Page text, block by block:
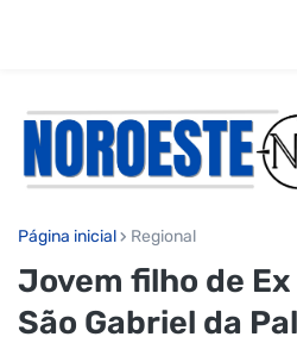
Página inicial Regional
Jovem filho de
São Gabriel da